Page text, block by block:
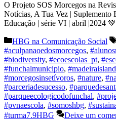
O Projeto SOS Morcegos na
Notícias, A Tua Vez | Suplemento
Educação | série VI | abril |2024
Categorias
HBG na Comunicação Social
#aculpanaoedosmorcegos,
#biodiversity, #ecoescolas_pt,
#funchalmunicipio, #madeiraisland
#morcegosinsetívoros, #nature,
#parceriadesucesso,
#parqueecologicodofunchal,
#pvnaescola, #somoshbg,
#turma7.9HBG
Deixe um